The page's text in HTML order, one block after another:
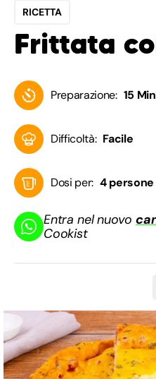
RICETTA
Frittata
Preparazione: 15 Min
Difficoltà: Facile
Dosi per: 4 persone
Entra nel nuovo
Cookist